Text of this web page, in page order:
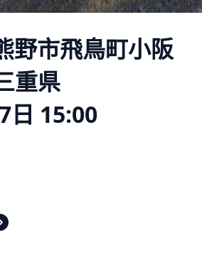
野市飛鳥町小阪
重県
日 15:00